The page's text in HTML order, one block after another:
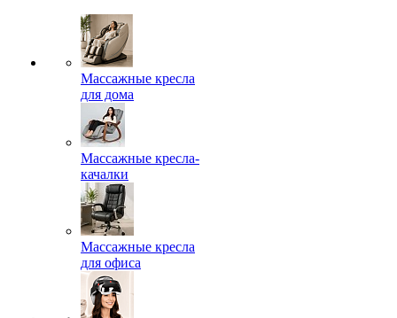
Массажные кресла
для дома
Массажные кресла-
качалки
Массажные кресла
для офиса